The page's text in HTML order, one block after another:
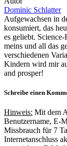
Dominic Schlatter
Aufgewachsen in
konsumiert, das
es geliebt.
meins und all das
verschiedenen
Kindern wird mir
and prosper!
Schreibe einen
Hinweis: Mit dem
Benutzername, E-
Missbrauch für 7
Internetanschluss